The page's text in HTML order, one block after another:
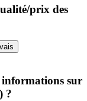
prix des
informations sur
?